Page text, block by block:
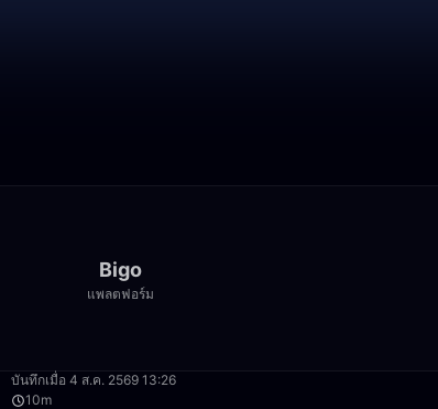
Bigo
แพลตฟอร์ม
บันทึกเมื่อ 4 ส.ค. 2569 13:26
10m